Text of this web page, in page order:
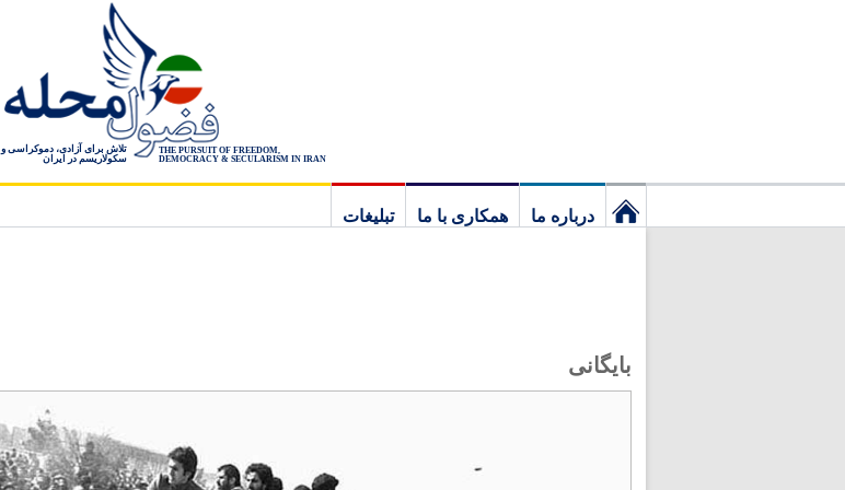
THE PURSUIT OF FREEDOM,
DEMOCRACY & SECULARISM IN IRAN
تلاش برای آزادی، دموکراسی و
سکولاریسم در ایران
درباره ما همکاری با ما
تبلیغات
بایگانی